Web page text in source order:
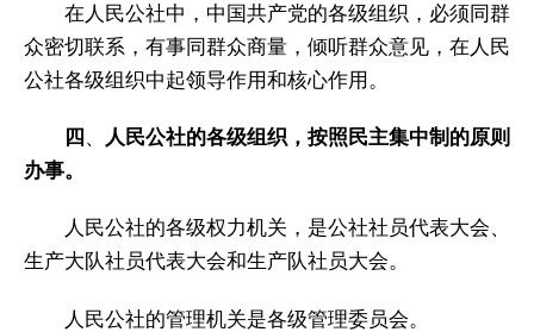
在人民公社中，中国共产党的各级组织，必须同群
众密切联系，有事同群众商量，倾听群众意见，在人民
公社各级组织中起领导作用和核心作用。
四 、
人民公社的各级组织，按照民主集中制的原则
办事。
人民公社的各级权力机关，是公社社员代表大会、
生产大队社员代表大会和生产队社员大会。
人民公社的管理机关是各级管理委员会。